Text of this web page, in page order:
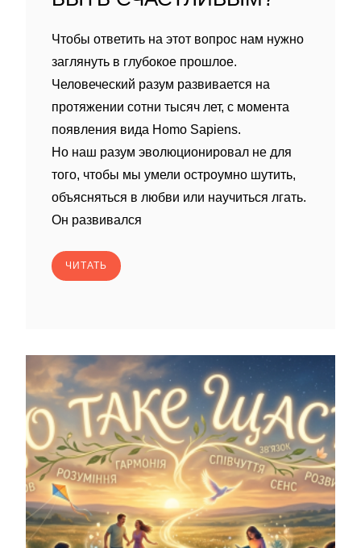
Чтобы ответить на этот вопрос нам нужно
заглянуть в глубокое прошлое.
Человеческий разум развивается на
протяжении сотни тысяч лет, с момента
появления вида Homo Sapiens.
Но наш разум эволюционировал не для
того, чтобы мы умели остроумно шутить,
объясняться в любви или научиться лгать.
Он развивался
ЧИТАТЬ